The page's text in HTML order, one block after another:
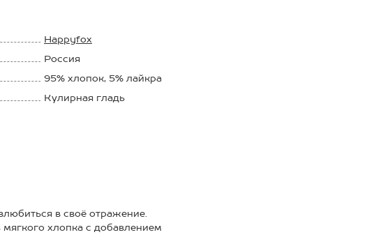
Happyfox
Россия
95% xлопок, 5% лайкра
Кулирная гладь
в своё отражение.
хлопка с добавлением